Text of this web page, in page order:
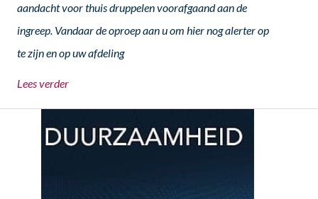
aandacht voor thuis druppelen voorafgaand aan de
ingreep. Vandaar de oproep aan u om hier nog alerter op
te zijn en op uw afdeling
Lees verder